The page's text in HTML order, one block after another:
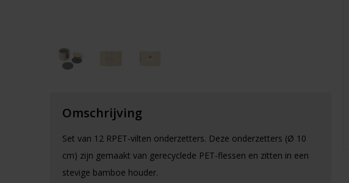
Omschrijving
Set van 12 RPET-vilten onderzetters. Deze onderzetters (Ø 10
cm) zijn gemaakt van gerecyclede PET-flessen en zitten in een
stevige bamboe houder.